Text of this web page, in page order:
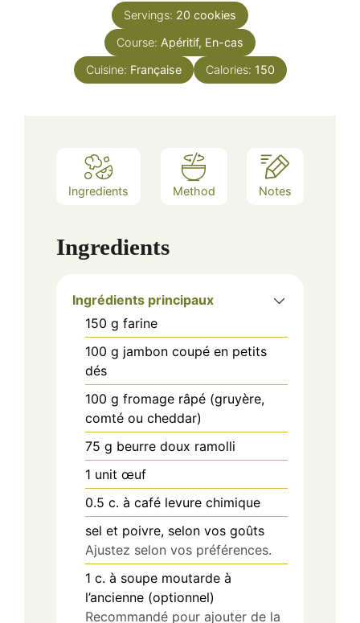
Servings: 20 cookies
Course: Apéritif, En-cas
Cuisine: Française Calories: 150
Ingredients Method Notes
Ingredients
Ingrédients principaux
150 g farine
100 g jambon coupé en petits
dés
100 g fromage râpé (gruyère,
comté ou cheddar)
75 g beurre doux ramolli
1 unit œuf
0.5 c. à café levure chimique
sel et poivre, selon vos goûts
Ajustez selon vos préférences.
1 c. à soupe moutarde à
l’ancienne (optionnel)
Recommandé pour ajouter de la